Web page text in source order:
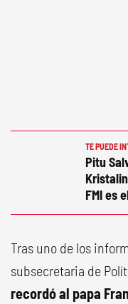
TE PUEDE
Pitu
FMI es
Tras uno de los
subsecretaria de
recordó al papa